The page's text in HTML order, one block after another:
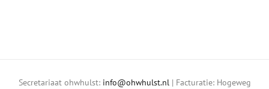
Secretariaat ohwhulst: info@ohwhulst.nl| Facturatie: Hogeweg